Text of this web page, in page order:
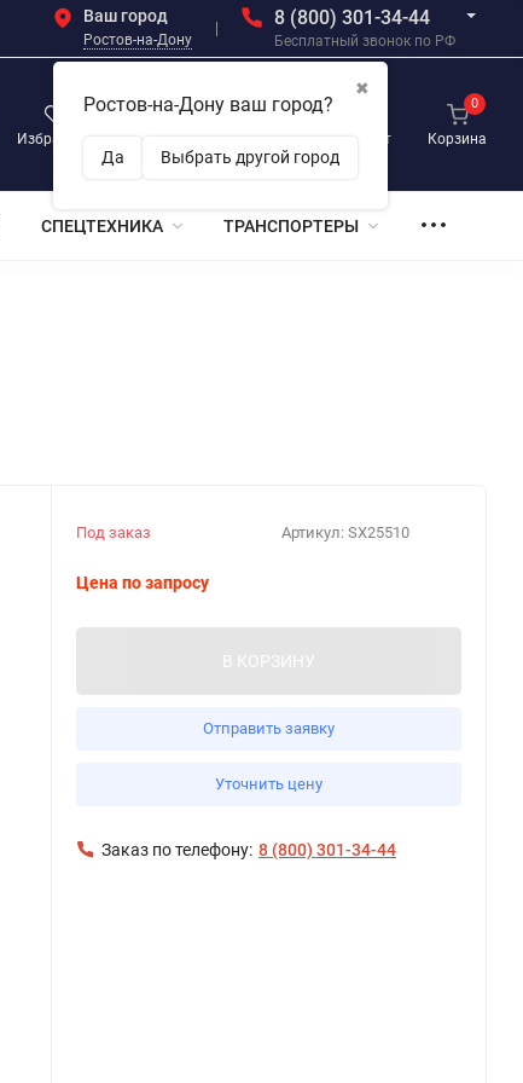
Ваш город
Ростов-на-Дону
✖
Ростов-на-Дону ваш город?
Да Выбрать другой город
8 (800) 301-34-44
Бесплатный звонок по РФ
Избранное
0
Личный кабинет Корзина
0
СПЕЦТЕХНИКА ТРАНСПОРТЕРЫ
Артикул: SX25510
Под заказ
Цена по запросу
В КОРЗИНУ
Отправить заявку
Уточнить цену
Заказ по телефону: 8 (800) 301-34-44